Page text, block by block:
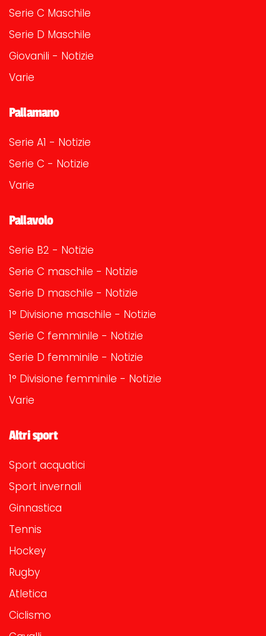
Serie C Maschile
Serie D Maschile
Giovanili - Notizie
Varie
Pallamano
Serie A1 - Notizie
Serie C - Notizie
Varie
Pallavolo
Serie B2 - Notizie
Serie C maschile - Notizie
Serie D maschile - Notizie
1° Divisione maschile - Notizie
Serie C femminile - Notizie
Serie D femminile - Notizie
1° Divisione femminile - Notizie
Varie
Altri sport
Sport acquatici
Sport invernali
Ginnastica
Tennis
Hockey
Rugby
Atletica
Ciclismo